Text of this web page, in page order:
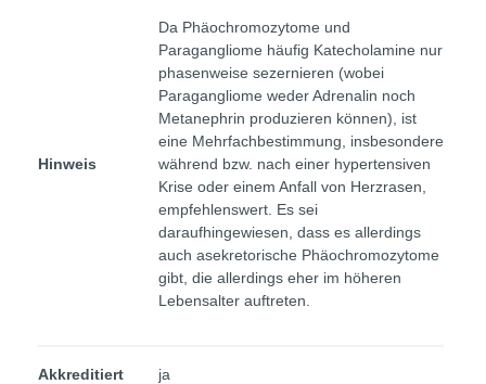
Hinweis
Da Phäochromozytome und
Paragangliome häufig Katecholamine nur
phasenweise sezernieren (wobei
Paragangliome weder Adrenalin noch
Metanephrin produzieren können), ist
eine Mehrfachbestimmung, insbesondere
während bzw. nach einer hypertensiven
Krise oder einem Anfall von Herzrasen,
empfehlenswert. Es sei
daraufhingewiesen, dass es allerdings
auch asekretorische Phäochromozytome
gibt, die allerdings eher im höheren
Lebensalter auftreten.
Akkreditiert ja